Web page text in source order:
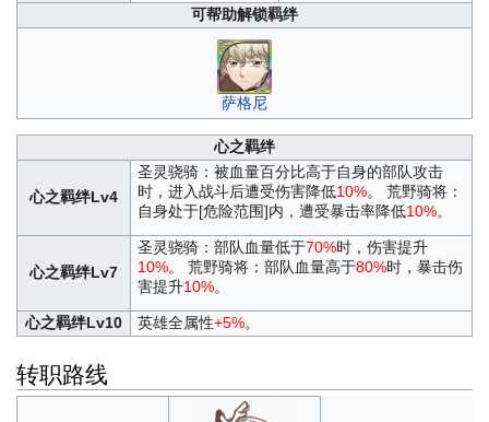
可帮助解锁羁绊
萨格尼
心之羁绊
心之羁绊Lv4
圣灵骁骑：被血量百分比高于自身的部队攻击
时，进入战斗后遭受伤害降低10%。 荒野骑将：
自身处于[危险范围]内，遭受暴击率降低10%。
心之羁绊Lv7
圣灵骁骑：部队血量低于70%时，伤害提升
10%。 荒野骑将：部队血量高于80%时，暴击伤
害提升10%。
心之羁绊Lv10 英雄全属性+5%。
转职路线